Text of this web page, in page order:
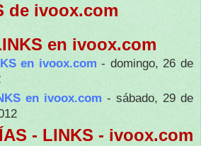
de ivoox.com
en ivoox.com
en ivoox.com - domingo, 26 de
en ivoox.com - sábado, 29 de
- LINKS - ivoox.com